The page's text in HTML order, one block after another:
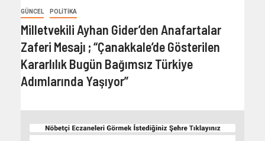
GÜNCEL POLITIKA
Milletvekili Ayhan Gider’den Anafartalar
Zaferi Mesajı ; “Çanakkale’de Gösterilen
Kararlılık Bugün Bağımsız Türkiye
Adımlarında Yaşıyor”